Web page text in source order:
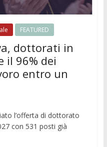
FEATURED
dottorati in
il 96% dei
entro un
l’offerta di dottorato
con 531 posti già